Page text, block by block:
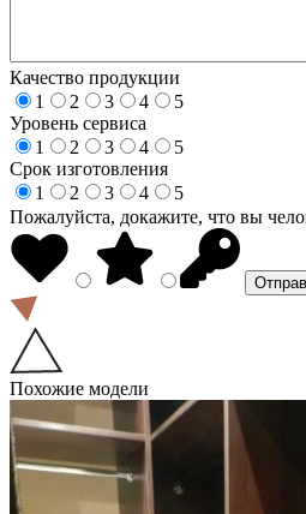
Качество продукции
1
2 3 4
5
Уровень сервиса
1
2 3 4
5
Срок изготовления
1
2 3 4
5
Пожалуйста, докажите, что вы
Похожие модели